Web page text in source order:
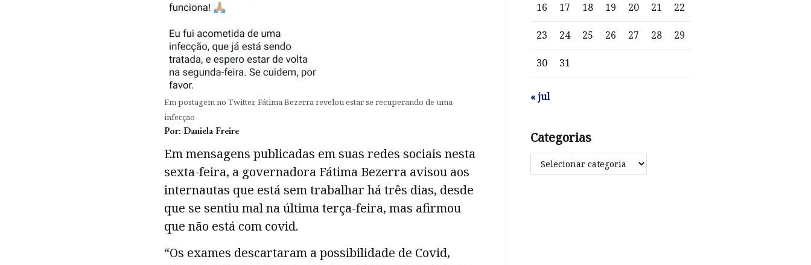
Em postagem no Twitter, Fátima Bezerra revelou estar se recuperando de uma
infecção
Por: Daniela Freire
Em mensagens publicadas em suas redes sociais nesta
sexta-feira, a governadora Fátima Bezerra avisou aos
internautas que está sem trabalhar há três dias, desde
que se sentiu mal na última terça-feira, mas afirmou
que não está com covid.
“Os exames descartaram a possibilidade de Covid,
16 17 18 19 20 21 22
23 24 25 26 27 28 29
30 31
« jul
Categorias